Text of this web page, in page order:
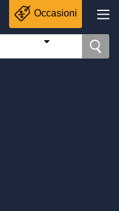
Occasioni